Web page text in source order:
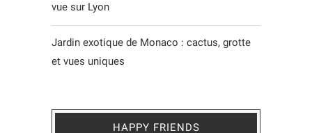
vue sur Lyon
Jardin exotique de Monaco : cactus, grotte
et vues uniques
HAPPY FRIENDS